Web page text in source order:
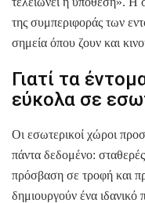
της συμπεριφοράς των
σημεία όπου ζουν και
Γιατί τα
εύκολα σε
Οι εσωτερικοί χώροι
πάντα δεδομένο:
πρόσβαση σε τροφή και
δημιουργούν ένα ιδανικό